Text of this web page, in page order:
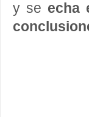
y se echa